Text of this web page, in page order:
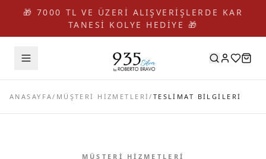
🎁 7000 TL VE ÜZERİ ALIŞVERİŞLERDE KAR
TANESİ KOLYE HEDİYE 🎁
ANASAYFA/ MÜŞTERI HIZMETLERI/ TESLIMAT BILGILERI
MÜŞTERI HIZMETLERI